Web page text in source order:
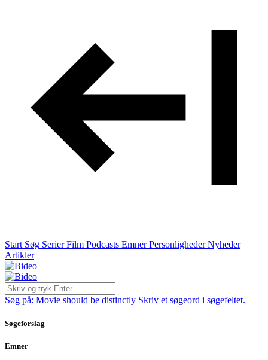
Start Søg Serier Film Podcasts Emner Personligheder Nyheder
Artikler
Søg på: Movie should be distinctly Skriv et søgeord i søgefeltet.
Søgeforslag
Emner